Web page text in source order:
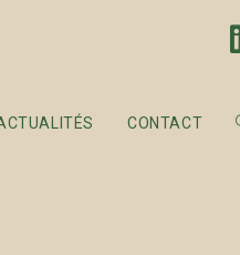
CONTACT